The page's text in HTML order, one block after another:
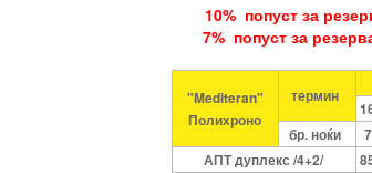
10% попуст за
7% попуст за
"Mediteran"
Полихроно
термин
бр. ноќи
7
АПТ дуплекс /4+2/